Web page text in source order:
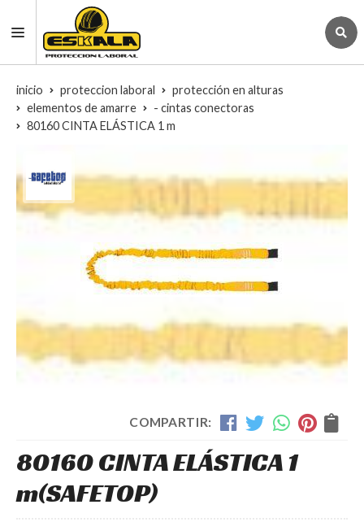
inicio proteccion laboral
protección en alturas
elementos de amarre
- cintas conectoras
80160 CINTA ELÁSTICA 1 m
COMPARTIR:
80160 CINTA ELÁSTICA 1
m(SAFETOP)